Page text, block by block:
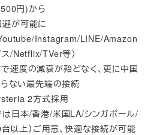
円)から
が可能に
Instagram/LINE/Amazon
/Netflix/TVer等）
速度の減衰が殆どなく、更に中国
ない最先端の接続
2方式採用
は日本/香港/米国LA/シンガポール/
以上）ご用意、快適な接続が可能